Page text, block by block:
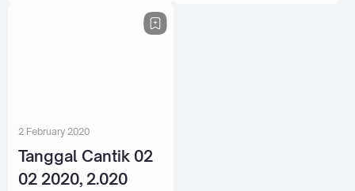
2 February 2020
Tanggal Cantik 02
02 2020, 2.020